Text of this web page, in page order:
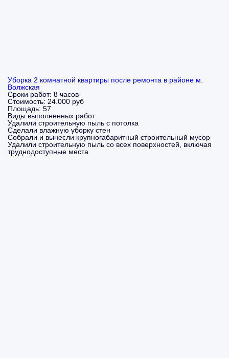
Уборка 2 комнатной квартиры после ремонта в районе м.
Волжская
Сроки работ: 8 часов
Стоимость: 24.000 руб
Площадь: 57
Виды выполненных работ:
Удалили строительную пыль с потолка
Сделали влажную уборку стен
Собрали и вынесли крупногабаритный строительный мусор
Удалили строительную пыль со всех поверхностей, включая
труднодоступные места